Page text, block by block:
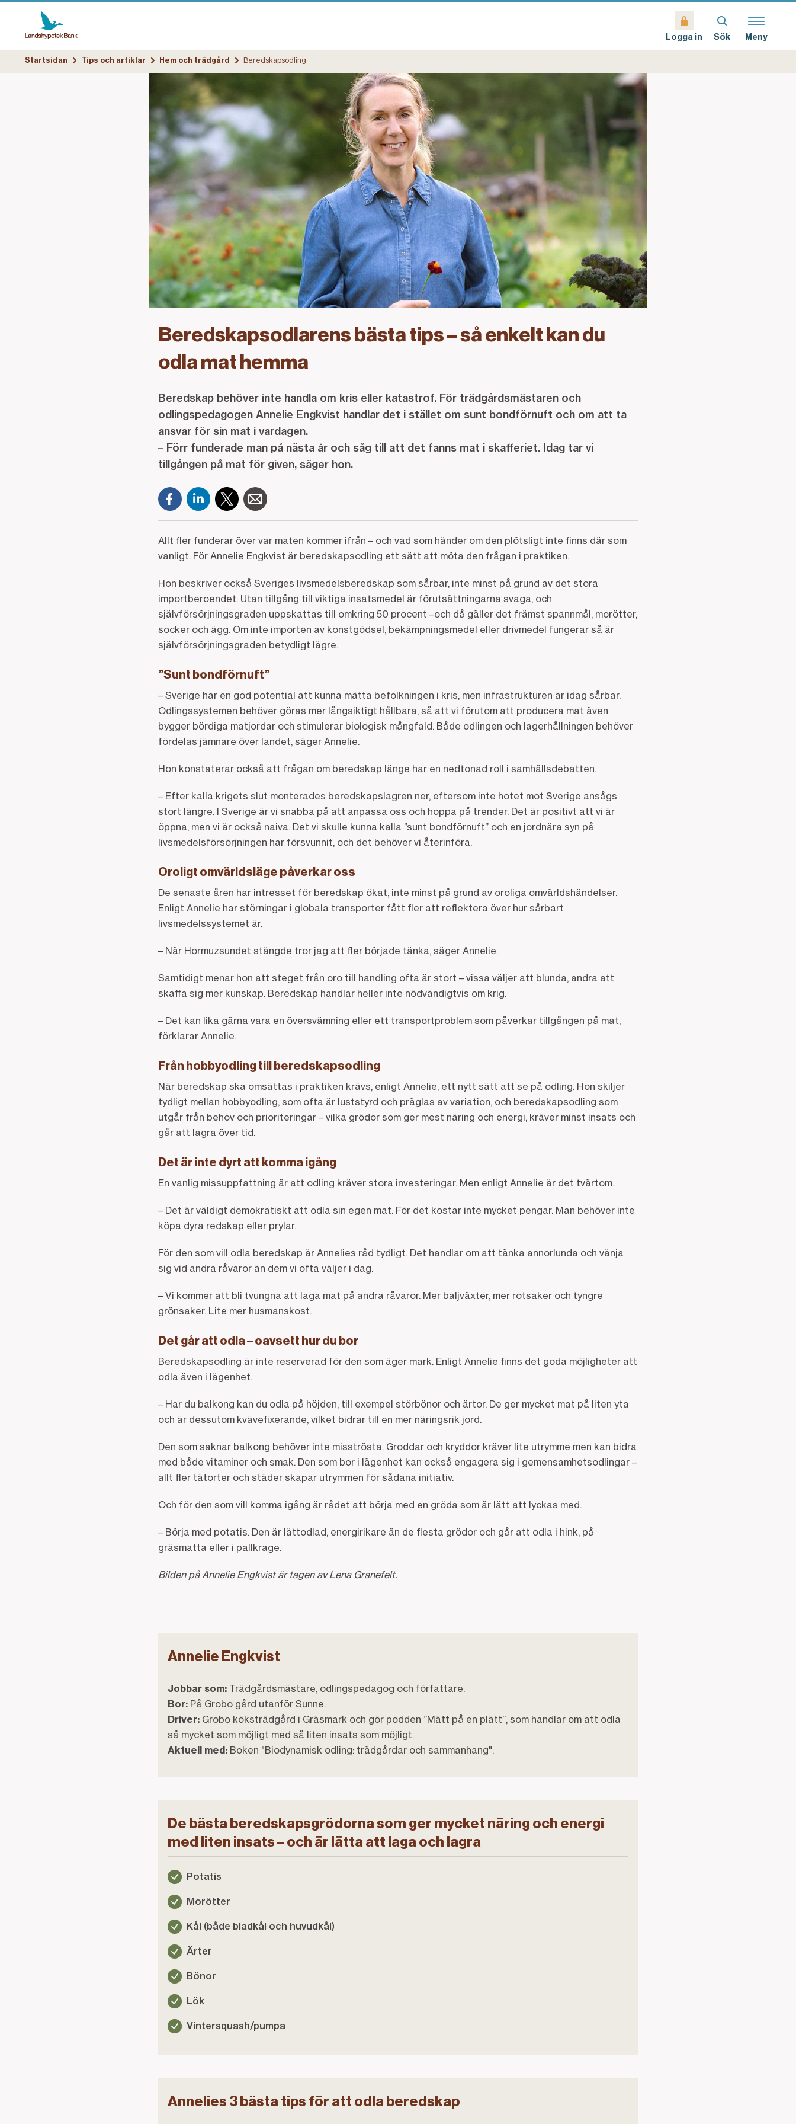
Logga in Sök Meny
Startsidan Tips och artiklar Hem och trädgård Beredskapsodling
Beredskapsodlarens bästa tips – så enkelt kan du
odla mat hemma
Beredskap behöver inte handla om kris eller katastrof. För trädgårdsmästaren och
odlingspedagogen Annelie Engkvist handlar det i stället om sunt bondförnuft och om att ta
ansvar för sin mat i vardagen.
– Förr funderade man på nästa år och såg till att det fanns mat i skafferiet. Idag tar vi
tillgången på mat för given, säger hon.
Allt fler funderar över var maten kommer ifrån – och vad som händer om den plötsligt inte finns där som
vanligt. För Annelie Engkvist är beredskapsodling ett sätt att möta den frågan i praktiken.
Hon beskriver också Sveriges livsmedelsberedskap som sårbar, inte minst på grund av det stora
importberoendet. Utan tillgång till viktiga insatsmedel är förutsättningarna svaga, och
självförsörjningsgraden uppskattas till omkring 50 procent –och då gäller det främst spannmål, morötter,
socker och ägg. Om inte importen av konstgödsel, bekämpningsmedel eller drivmedel fungerar så är
självförsörjningsgraden betydligt lägre.
”Sunt bondförnuft”
– Sverige har en god potential att kunna mätta befolkningen i kris, men infrastrukturen är idag sårbar.
Odlingssystemen behöver göras mer långsiktigt hållbara, så att vi förutom att producera mat även
bygger bördiga matjordar och stimulerar biologisk mångfald. Både odlingen och lagerhållningen behöver
fördelas jämnare över landet, säger Annelie.
Hon konstaterar också att frågan om beredskap länge har en nedtonad roll i samhällsdebatten.
– Efter kalla krigets slut monterades beredskapslagren ner, eftersom inte hotet mot Sverige ansågs
stort längre. I Sverige är vi snabba på att anpassa oss och hoppa på trender. Det är positivt att vi är
öppna, men vi är också naiva. Det vi skulle kunna kalla ”sunt bondförnuft” och en jordnära syn på
livsmedelsförsörjningen har försvunnit, och det behöver vi återinföra.
Oroligt omvärldsläge påverkar oss
De senaste åren har intresset för beredskap ökat, inte minst på grund av oroliga omvärldshändelser.
Enligt Annelie har störningar i globala transporter fått fler att reflektera över hur sårbart
livsmedelssystemet är.
– När Hormuzsundet stängde tror jag att fler började tänka, säger Annelie.
Samtidigt menar hon att steget från oro till handling ofta är stort – vissa väljer att blunda, andra att
skaffa sig mer kunskap. Beredskap handlar heller inte nödvändigtvis om krig.
– Det kan lika gärna vara en översvämning eller ett transportproblem som påverkar tillgången på mat,
förklarar Annelie.
Från hobbyodling till beredskapsodling
När beredskap ska omsättas i praktiken krävs, enligt Annelie, ett nytt sätt att se på odling. Hon skiljer
tydligt mellan hobbyodling, som ofta är luststyrd och präglas av variation, och beredskapsodling som
utgår från behov och prioriteringar – vilka grödor som ger mest näring och energi, kräver minst insats och
går att lagra över tid.
Det är inte dyrt att komma igång
En vanlig missuppfattning är att odling kräver stora investeringar. Men enligt Annelie är det tvärtom.
– Det är väldigt demokratiskt att odla sin egen mat. För det kostar inte mycket pengar. Man behöver inte
köpa dyra redskap eller prylar.
För den som vill odla beredskap är Annelies råd tydligt. Det handlar om att tänka annorlunda och vänja
sig vid andra råvaror än dem vi ofta väljer i dag.
– Vi kommer att bli tvungna att laga mat på andra råvaror. Mer baljväxter, mer rotsaker och tyngre
grönsaker. Lite mer husmanskost.
Det går att odla – oavsett hur du bor
Beredskapsodling är inte reserverad för den som äger mark. Enligt Annelie finns det goda möjligheter att
odla även i lägenhet.
– Har du balkong kan du odla på höjden, till exempel störbönor och ärtor. De ger mycket mat på liten yta
och är dessutom kvävefixerande, vilket bidrar till en mer näringsrik jord.
Den som saknar balkong behöver inte misströsta. Groddar och kryddor kräver lite utrymme men kan bidra
med både vitaminer och smak. Den som bor i lägenhet kan också engagera sig i gemensamhetsodlingar –
allt fler tätorter och städer skapar utrymmen för sådana initiativ.
Och för den som vill komma igång är rådet att börja med en gröda som är lätt att lyckas med.
– Börja med potatis. Den är lättodlad, energirikare än de flesta grödor och går att odla i hink, på
gräsmatta eller i pallkrage.
Bilden på Annelie Engkvist är tagen av Lena Granefelt.
Annelie Engkvist
Jobbar som: Trädgårdsmästare, odlingspedagog och författare.
Bor: På Grobo gård utanför Sunne.
Driver: Grobo köksträdgård i Gräsmark och gör podden ”Mätt på en plätt”, som handlar om att odla
så mycket som möjligt med så liten insats som möjligt.
Aktuell med: Boken "Biodynamisk odling: trädgårdar och sammanhang".
De bästa beredskapsgrödorna som ger mycket näring och energi
med liten insats – och är lätta att laga och lagra
Potatis
Morötter
Kål (både bladkål och huvudkål)
Ärter
Bönor
Lök
Vintersquash/pumpa
Annelies 3 bästa tips för att odla beredskap